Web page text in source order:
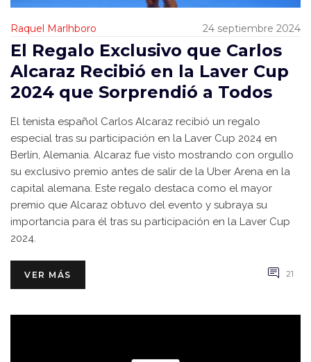
Raquel Marlhboro 24 septiembre 2024
El Regalo Exclusivo que Carlos
Alcaraz Recibió en la Laver Cup
2024 que Sorprendió a Todos
El tenista español Carlos Alcaraz recibió un regalo
especial tras su participación en la Laver Cup 2024 en
Berlín, Alemania. Alcaraz fue visto mostrando con orgullo
su exclusivo premio antes de salir de la Uber Arena en la
capital alemana. Este regalo destaca como el mayor
premio que Alcaraz obtuvo del evento y subraya su
importancia para él tras su participación en la Laver Cup
2024.
VER MÁS 21